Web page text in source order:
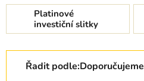
Platinové
investiční slitky
Řazení produktů
Řadit podle:Doporučujeme